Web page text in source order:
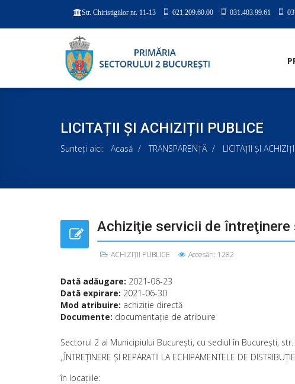
Str. Chiristigiilor nr. 11-13 021.209.60.00 031.403.99.61
LICITAȚII ȘI ACHIZIȚII PUBLICE
Sunteți aici: Acasă TRANSPARENȚĂ LICITAȚII ȘI
Achiziţie servicii de
ACHIZIȚII PUBLICE Accesări: 1282
Dată adăugare: 2021-06-23
Dată expirare: 2021-06-30
Mod atribuire: achiziţie directă
Documente: documentaţie de atribuire
Sectorul 2 al Municipiului Bucureşti, cu sediul în Bucureşti,
,,ÎNTREŢINERE ŞI REPARATII LA ECHIPAMENTELE DE
în locațiile: